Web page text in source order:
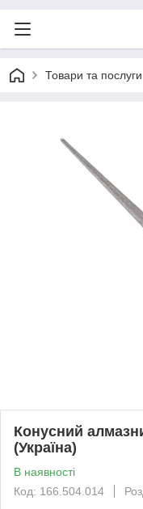
Товари та послуги
Конусний
(Україна)
В наявності
Код: 166.504.014